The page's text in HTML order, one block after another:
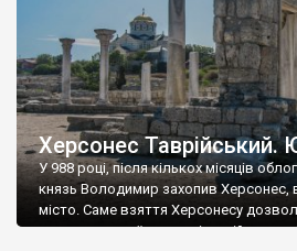
Херсонес
У 988 році, після кількох місяців
князь Володимир захопив Херсонес,
місто. Саме взяття Херсонесу
диктувати свої умови